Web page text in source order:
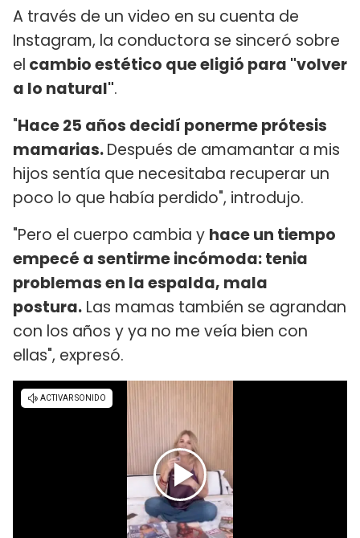
A través de un video en su cuenta de
Instagram, la conductora se sinceró sobre
el cambio estético que eligió para "volver
a lo natural".
"Hace 25 años decidí ponerme prótesis
mamarias.Después de amamantar a mis
hijos sentía que necesitaba recuperar un
poco lo que había perdido", introdujo.
"Pero el cuerpo cambia y hace un tiempo
empecé a sentirme incómoda: tenia
problemas en la espalda, mala
postura. Las mamas también se agrandan
con los años y ya no me veía bien con
ellas", expresó.